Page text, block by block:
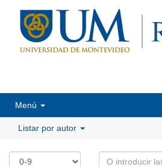
Menú
Listar por autor